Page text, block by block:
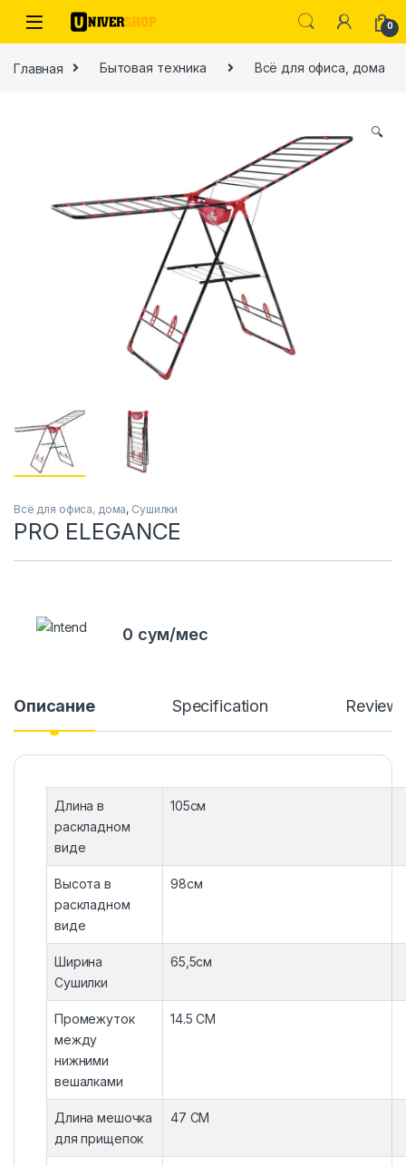
Skip to navigation
Skip to content
0
Главная Бытовая техника Всё для офиса, дома
🔍
Всё для офиса, дома, Сушилки
PRO ELEGANCE
0 сум/мес
Описание Specification
Длина в
раскладном
виде
105см
Высота в
раскладном
виде
98см
Ширина
Сушилки
65,5см
Промежуток
между
нижними
вешалками
14.5 CM
Длина мешочка
для прищепок
47 CM